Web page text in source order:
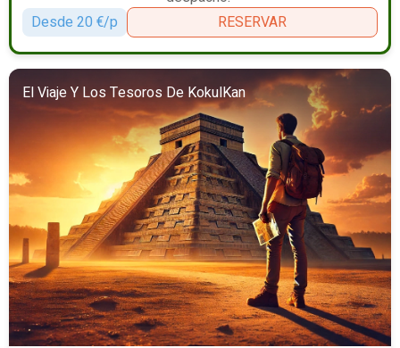
Desde 20 €/p
RESERVAR
El Viaje Y Los Tesoros De KokulKan